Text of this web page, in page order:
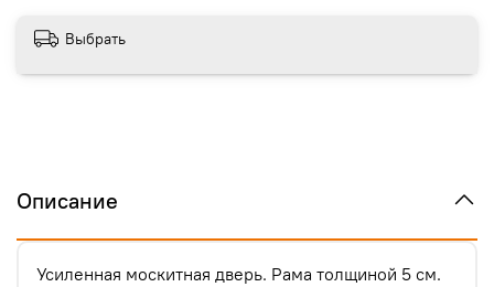
Выбрать
Описание
Усиленная москитная дверь. Рама толщиной 5 см.